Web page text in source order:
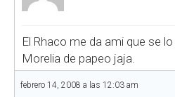
El Rhaco me da ami que se
Morelia de papeo jaja.
febrero 14, 2008 a las 12:03 am